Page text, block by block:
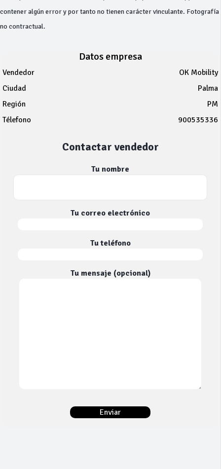
contener algún error y por tanto no tienen carácter vinculante. Fotografía
no contractual.
Datos empresa
Vendedor
OK Mobility
Ciudad
Palma
Región
PM
Télefono
900535336
Contactar vendedor
Tu nombre
Tu correo electrónico
Tu teléfono
Tu mensaje (opcional)